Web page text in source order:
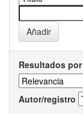
Resultados
Autor/registro